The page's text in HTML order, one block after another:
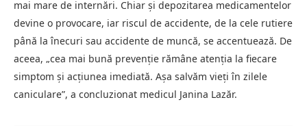
mai mare de internări. Chiar şi depozitarea medicamentelor
devine o provocare, iar riscul de accidente, de la cele rutiere
până la înecuri sau accidente de muncă, se accentuează. De
aceea, „cea mai bună prevenţie rămâne atenţia la fiecare
simptom şi acţiunea imediată. Aşa salvăm vieţi în zilele
caniculare”, a concluzionat medicul Janina Lazăr.